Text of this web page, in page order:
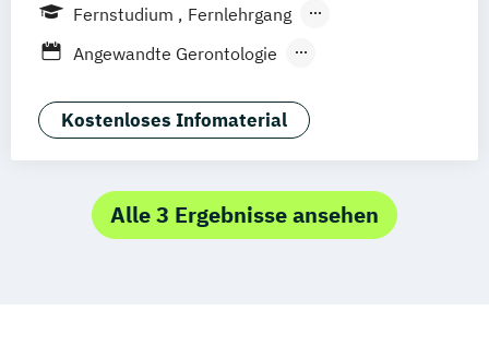
Abendstudium
technologie
Lernpsychologie und integrative
Lerntherapie
Management im Gesundheitswesen
Pflege
Pharmamanagement und -technologie
Köln
Göttingen Leipzig
Fernstudium
Fernlehrgang
Berufsbegleitender Präsenzlehrgang
Angewandte Gerontologie
Berufspädagogik
Betriebliche*r Gesundheitsmanager*in
Ernährungsberatung
Ernährungswissenschaften
Kostenloses Infomaterial
Alle 3 Ergebnisse ansehen